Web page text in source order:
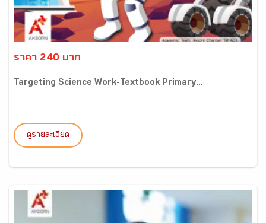
ราคา 240 บาท
Targeting Science Work-Textbook Primary...
ดูรายละเอียด